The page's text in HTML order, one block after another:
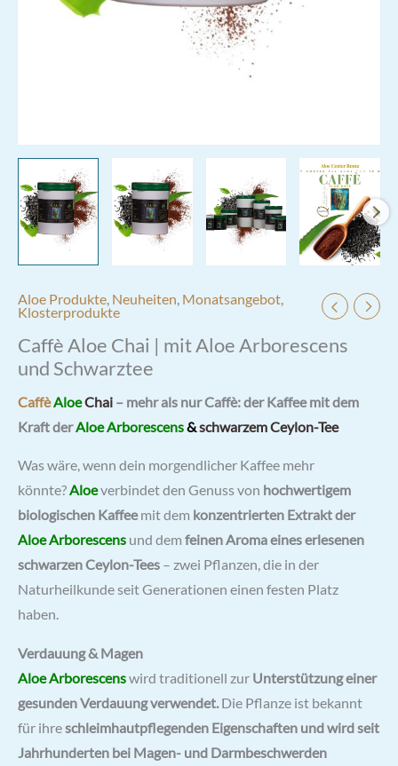
Aloe Produkte, Neuheiten, Monatsangebot,
Klosterprodukte
Caffè Aloe Chai | mit Aloe Arborescens
und Schwarztee
CaffèAloeChai – mehr als nur Caffè: der Kaffee mit dem
Kraft derAloe Arborescens&schwarzem Ceylon-Tee
Was wäre, wenn dein morgendlicher Kaffee mehr
könnte?Aloeverbindet den Genuss von hochwertigem
biologischen Kaffeemit dem konzentrierten Extrakt der
Aloe Arborescens und dem feinen Aroma eines erlesenen
schwarzen Ceylon-Tees – zwei Pflanzen, die in der
Naturheilkunde seit Generationen einen festen Platz
haben.
Verdauung & Magen
Aloe Arborescenswird traditionell zur Unterstützung einer
gesunden Verdauung verwendet.Die Pflanze ist bekannt
für ihreschleimhautpflegenden Eigenschaften und wird seit
Jahrhunderten bei Magen- und Darmbeschwerden